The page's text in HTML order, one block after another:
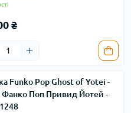
₴
Funko Pop Ghost of Yotei -
Фанко Поп Привид Йотей -